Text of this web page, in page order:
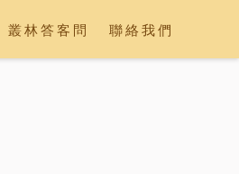
叢林答客問 聯絡我們